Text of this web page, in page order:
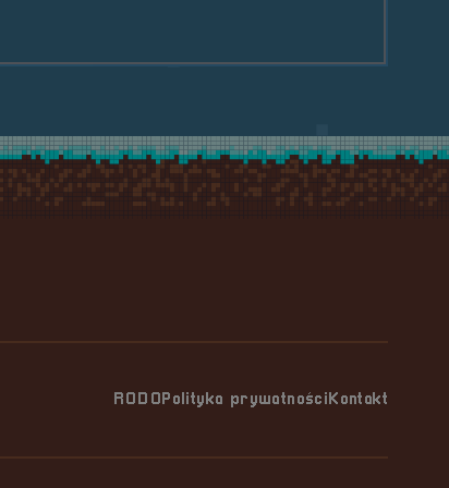
RODO Polityka prywatności Kontakt